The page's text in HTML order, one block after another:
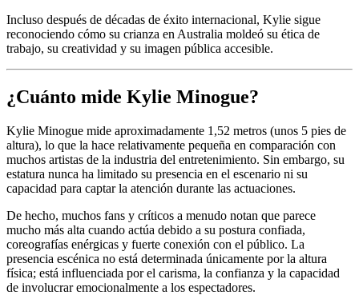
Incluso después de décadas de éxito internacional, Kylie sigue
reconociendo cómo su crianza en Australia moldeó su ética de
trabajo, su creatividad y su imagen pública accesible.
¿Cuánto mide Kylie Minogue?
Kylie Minogue mide aproximadamente 1,52 metros (unos 5 pies de
altura), lo que la hace relativamente pequeña en comparación con
muchos artistas de la industria del entretenimiento. Sin embargo, su
estatura nunca ha limitado su presencia en el escenario ni su
capacidad para captar la atención durante las actuaciones.
De hecho, muchos fans y críticos a menudo notan que parece
mucho más alta cuando actúa debido a su postura confiada,
coreografías enérgicas y fuerte conexión con el público. La
presencia escénica no está determinada únicamente por la altura
física; está influenciada por el carisma, la confianza y la capacidad
de involucrar emocionalmente a los espectadores.